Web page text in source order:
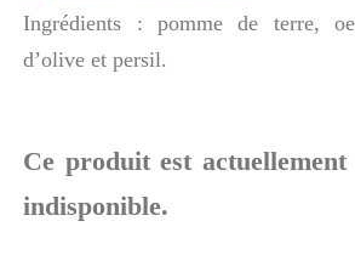
Ingrédients : pomme de terre,
d’olive et persil.
Ce produit est
indisponible.